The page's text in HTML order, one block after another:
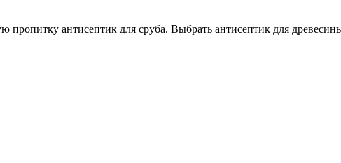
пропитку антисептик для сруба. Выбрать антисептик для